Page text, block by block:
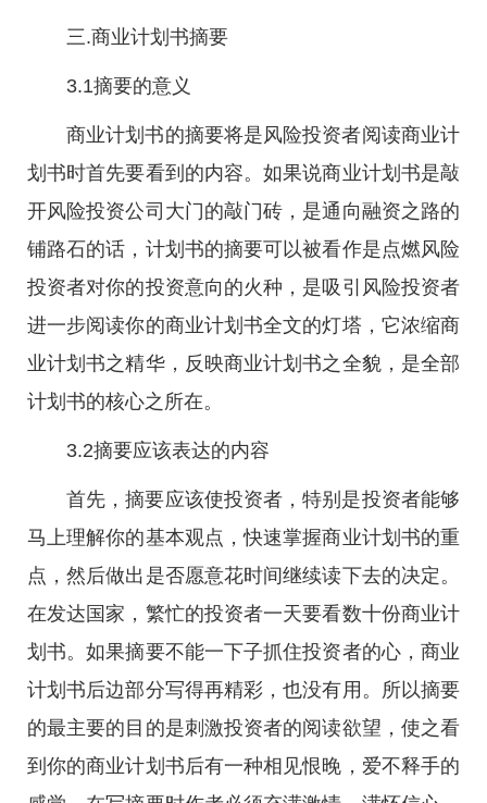
三.商业计划书摘要
3.1摘要的意义
商业计划书的摘要将是风险投资者阅读商业计
划书时首先要看到的内容。如果说商业计划书是敲
开风险投资公司大门的敲门砖，是通向融资之路的
铺路石的话，计划书的摘要可以被看作是点燃风险
投资者对你的投资意向的火种，是吸引风险投资者
进一步阅读你的商业计划书全文的灯塔，它浓缩商
业计划书之精华，反映商业计划书之全貌，是全部
计划书的核心之所在。
3.2摘要应该表达的内容
首先，摘要应该使投资者，特别是投资者能够
马上理解你的基本观点，快速掌握商业计划书的重
点，然后做出是否愿意花时间继续读下去的决定。
在发达国家，繁忙的投资者一天要看数十份商业计
划书。如果摘要不能一下子抓住投资者的心，商业
计划书后边部分写得再精彩，也没有用。所以摘要
的最主要的目的是刺激投资者的阅读欲望，使之看
到你的商业计划书后有一种相见恨晚，爱不释手的